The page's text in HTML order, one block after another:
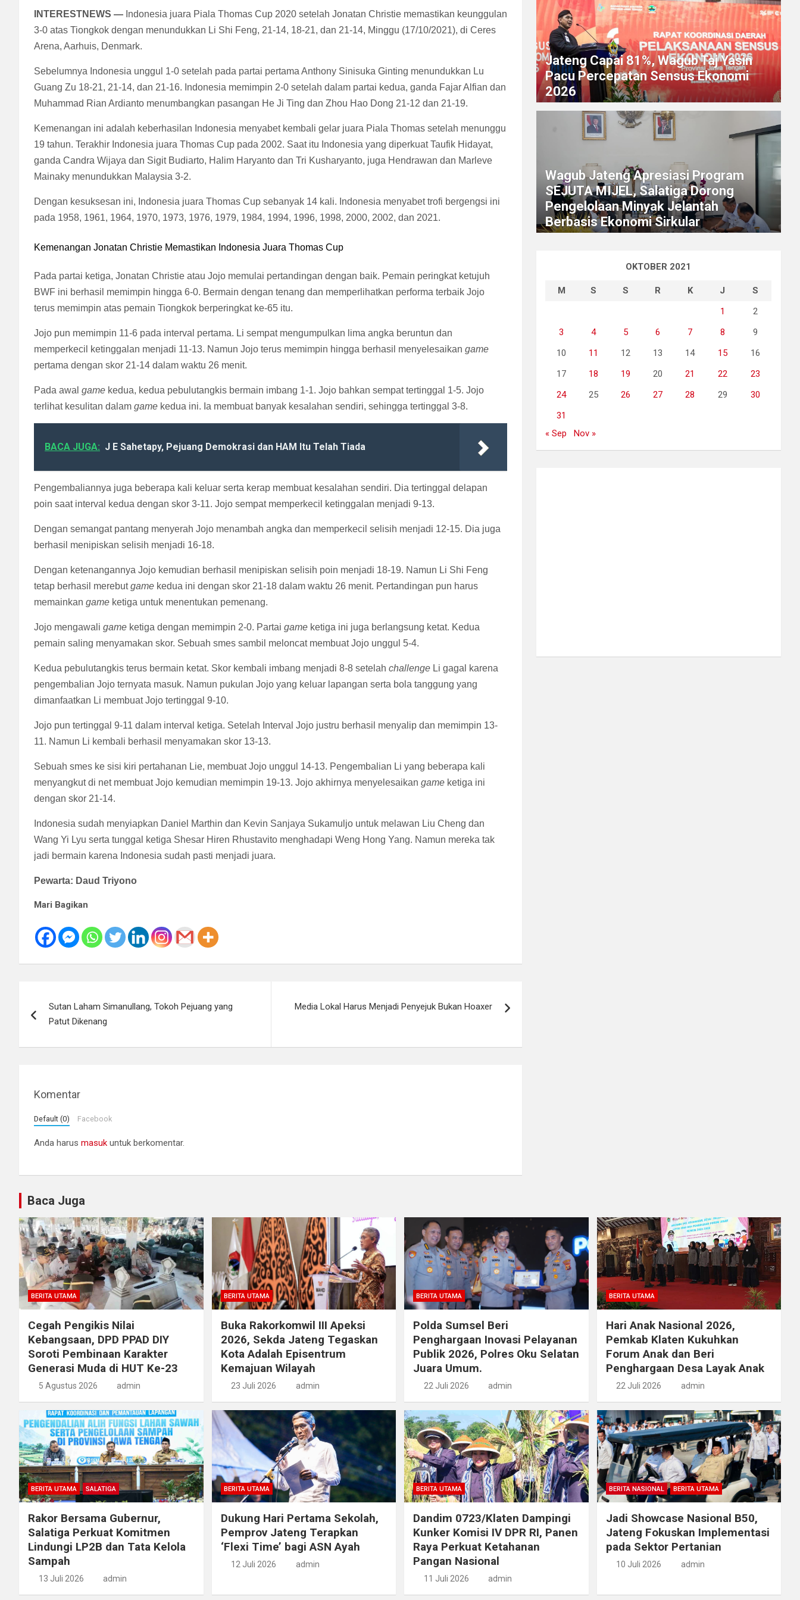
INTERESTNEWS — Indonesia juara Piala Thomas Cup 2020 setelah Jonatan Christie memastikan keunggulan
3-0 atas Tiongkok dengan menundukkan Li Shi Feng, 21-14, 18-21, dan 21-14, Minggu (17/10/2021), di Ceres
Arena, Aarhuis, Denmark.
Sebelumnya Indonesia unggul 1-0 setelah pada partai pertama Anthony Sinisuka Ginting menundukkan Lu
Guang Zu 18-21, 21-14, dan 21-16. Indonesia memimpin 2-0 setelah dalam partai kedua, ganda Fajar Alfian dan
Muhammad Rian Ardianto menumbangkan pasangan He Ji Ting dan Zhou Hao Dong 21-12 dan 21-19.
Kemenangan ini adalah keberhasilan Indonesia menyabet kembali gelar juara Piala Thomas setelah menunggu
19 tahun. Terakhir Indonesia juara Thomas Cup pada 2002. Saat itu Indonesia yang diperkuat Taufik Hidayat,
ganda Candra Wijaya dan Sigit Budiarto, Halim Haryanto dan Tri Kusharyanto, juga Hendrawan dan Marleve
Mainaky menundukkan Malaysia 3-2.
Dengan kesuksesan ini, Indonesia juara Thomas Cup sebanyak 14 kali. Indonesia menyabet trofi bergengsi ini
pada 1958, 1961, 1964, 1970, 1973, 1976, 1979, 1984, 1994, 1996, 1998, 2000, 2002, dan 2021.
Kemenangan Jonatan Christie Memastikan Indonesia Juara Thomas Cup
Pada partai ketiga, Jonatan Christie atau Jojo memulai pertandingan dengan baik. Pemain peringkat ketujuh
BWF ini berhasil memimpin hingga 6-0. Bermain dengan tenang dan memperlihatkan performa terbaik Jojo
terus memimpin atas pemain Tiongkok berperingkat ke-65 itu.
Jojo pun memimpin 11-6 pada interval pertama. Li sempat mengumpulkan lima angka beruntun dan
memperkecil ketinggalan menjadi 11-13. Namun Jojo terus memimpin hingga berhasil menyelesaikan game
pertama dengan skor 21-14 dalam waktu 26 menit.
Pada awal game kedua, kedua pebulutangkis bermain imbang 1-1. Jojo bahkan sempat tertinggal 1-5. Jojo
terlihat kesulitan dalam game kedua ini. Ia membuat banyak kesalahan sendiri, sehingga tertinggal 3-8.
BACA JUGA: J E Sahetapy, Pejuang Demokrasi dan HAM Itu Telah Tiada
Pengembaliannya juga beberapa kali keluar serta kerap membuat kesalahan sendiri. Dia tertinggal delapan
poin saat interval kedua dengan skor 3-11. Jojo sempat memperkecil ketinggalan menjadi 9-13.
Dengan semangat pantang menyerah Jojo menambah angka dan memperkecil selisih menjadi 12-15. Dia juga
berhasil menipiskan selisih menjadi 16-18.
Dengan ketenangannya Jojo kemudian berhasil menipiskan selisih poin menjadi 18-19. Namun Li Shi Feng
tetap berhasil merebutgame kedua ini dengan skor 21-18 dalam waktu 26 menit. Pertandingan pun harus
memainkan game ketiga untuk menentukan pemenang.
Jojo mengawali game ketiga dengan memimpin 2-0. Partai game ketiga ini juga berlangsung ketat. Kedua
pemain saling menyamakan skor. Sebuah smes sambil meloncat membuat Jojo unggul 5-4.
Kedua pebulutangkis terus bermain ketat. Skor kembali imbang menjadi 8-8 setelah challenge Li gagal karena
pengembalian Jojo ternyata masuk. Namun pukulan Jojo yang keluar lapangan serta bola tanggung yang
dimanfaatkan Li membuat Jojo tertinggal 9-10.
Jojo pun tertinggal 9-11 dalam interval ketiga. Setelah Interval Jojo justru berhasil menyalip dan memimpin 13-
11. Namun Li kembali berhasil menyamakan skor 13-13.
Sebuah smes ke sisi kiri pertahanan Lie, membuat Jojo unggul 14-13. Pengembalian Li yang beberapa kali
menyangkut di net membuat Jojo kemudian memimpin 19-13. Jojo akhirnya menyelesaikan game ketiga ini
dengan skor 21-14.
Indonesia sudah menyiapkan Daniel Marthin dan Kevin Sanjaya Sukamuljo untuk melawan Liu Cheng dan
Wang Yi Lyu serta tunggal ketiga Shesar Hiren Rhustavito menghadapi Weng Hong Yang. Namun mereka tak
jadi bermain karena Indonesia sudah pasti menjadi juara.
Pewarta: Daud Triyono
Mari Bagikan
posSutan Laham Simanullang, Tokoh Pejuang yang
Patut Dikenang
Media Lokal Harus Menjadi Penyejuk Bukan Hoaxer
Komentar
Default (0) Facebook
Anda harus masuk untuk berkomentar.
Jateng Capai 81%, Wagub Taj Yasin
Pacu Percepatan Sensus Ekonomi
2026
Wagub Jateng Apresiasi Program
SEJUTA MIJEL, Salatiga Dorong
Pengelolaan Minyak Jelantah
Berbasis Ekonomi Sirkular
OKTOBER 2021
M S S R K J
S
1
2
3
4 5 6 7 8
9
10
11 12 13 14 15
16
17
18 19 20 21 22
23
24
25 26 27 28 29
30
31
« Sep
Nov »
Baca Juga
BERITA UTAMA
Cegah Pengikis Nilai
Kebangsaan, DPD PPAD DIY
Soroti Pembinaan Karakter
Generasi Muda di HUT Ke-23
5 Agustus 2026 admin
BERITA UTAMA
Buka Rakorkomwil III Apeksi
2026, Sekda Jateng Tegaskan
Kota Adalah Episentrum
Kemajuan Wilayah
23 Juli 2026 admin
BERITA UTAMA
Polda Sumsel Beri
Penghargaan Inovasi Pelayanan
Publik 2026, Polres Oku Selatan
Juara Umum.
22 Juli 2026 admin
BERITA UTAMA
Hari Anak Nasional 2026,
Pemkab Klaten Kukuhkan
Forum Anak dan Beri
Penghargaan Desa Layak Anak
22 Juli 2026 admin
BERITA UTAMA SALATIGA
Rakor Bersama Gubernur,
Salatiga Perkuat Komitmen
Lindungi LP2B dan Tata Kelola
Sampah
13 Juli 2026 admin
BERITA UTAMA
Dukung Hari Pertama Sekolah,
Pemprov Jateng Terapkan
‘Flexi Time’ bagi ASN Ayah
12 Juli 2026 admin
BERITA UTAMA
Dandim 0723/Klaten Dampingi
Kunker Komisi IV DPR RI, Panen
Raya Perkuat Ketahanan
Pangan Nasional
11 Juli 2026 admin
BERITA NASIONAL BERITA UTAMA
Jadi Showcase Nasional B50,
Jateng Fokuskan Implementasi
pada Sektor Pertanian
10 Juli 2026 admin